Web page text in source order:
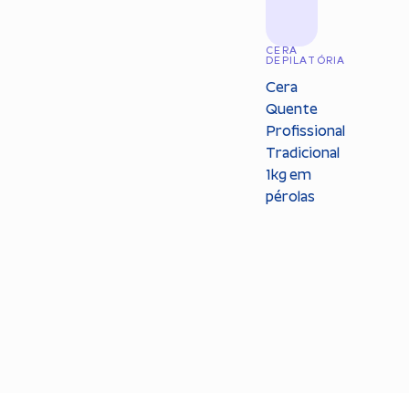
CERA
DEPILATÓRIA
Cera
Quente
Profissional
Tradicional
1kg em
pérolas